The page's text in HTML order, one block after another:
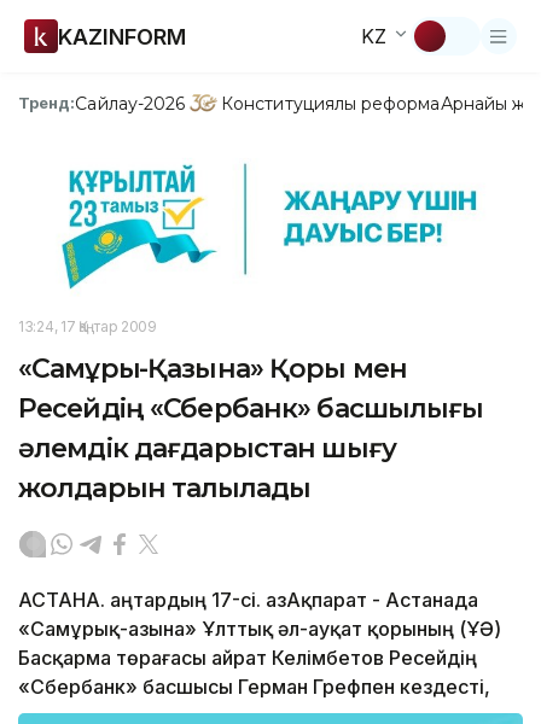
KAZINFORM KZ
Тренд:Сайлау-2026 Конституциялық реформаАрнайы
13:24, 17 Қаңтар 2009
«Cамұрық-Қазына» Қоры мен
Ресейдің «Сбербанк» басшылығы
әлемдік дағдарыстан шығу
жолдарын талқылады
АСТАНА. Қаңтардың 17-сі. ҚазАқпарат - Астанада
«Самұрық-Қазына» Ұлттық әл-ауқат қорының (ҰӘҚ)
Басқарма төрағасы Қайрат Келімбетов Ресейдің
«Сбербанк» басшысы Герман Грефпен кездесті,